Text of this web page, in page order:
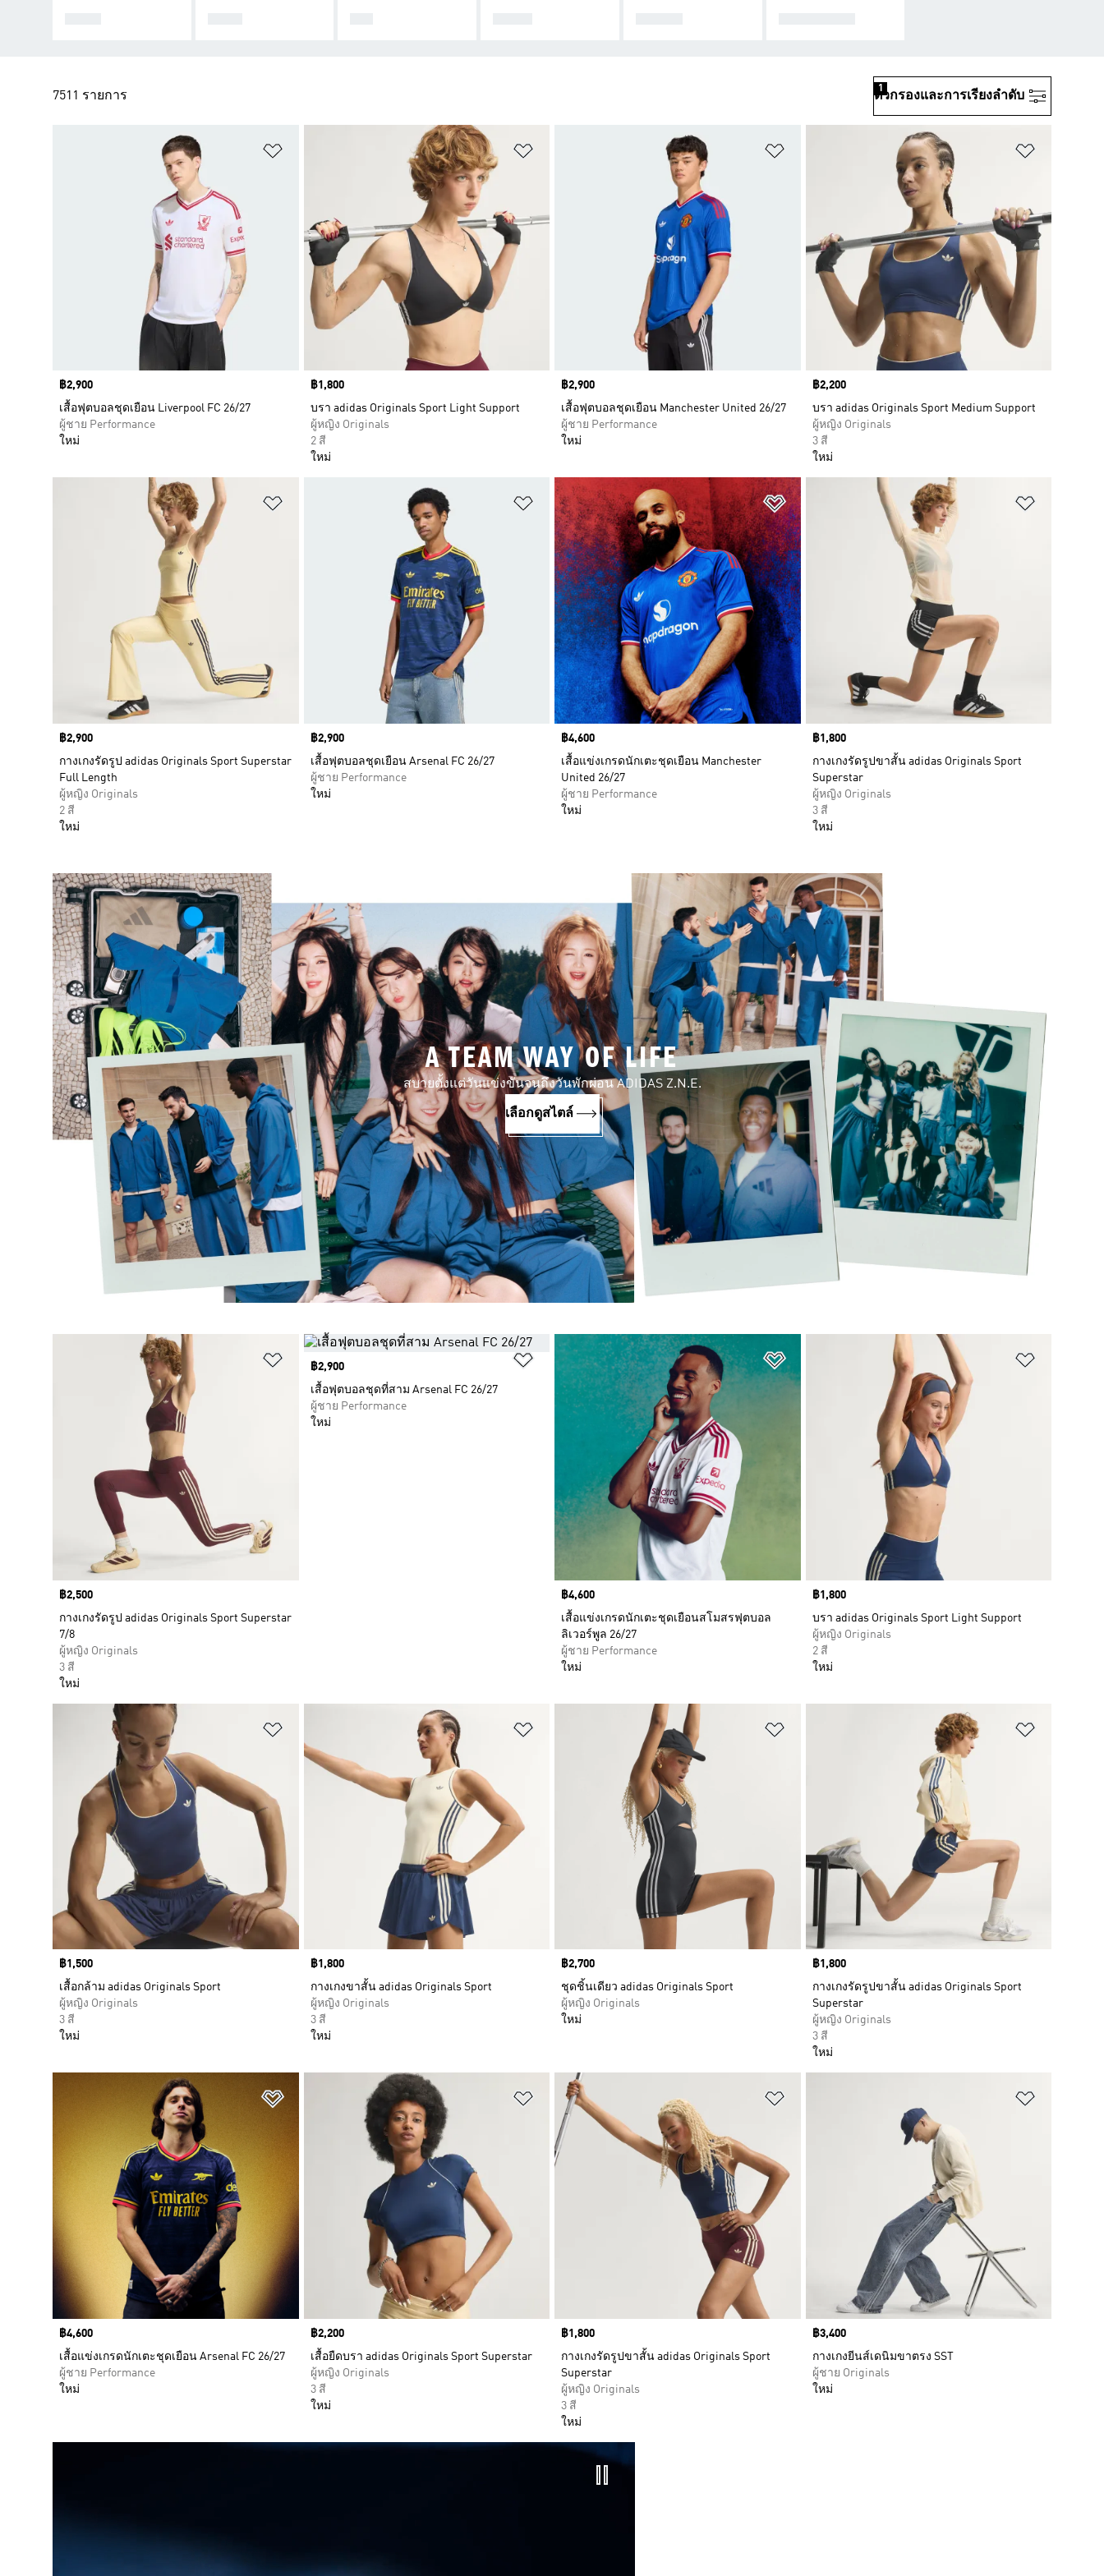
7511 รายการ ตัวกรองและการเรียงลําดับ
1
เพิ่มไปยังรายการสินค้าโปรด
Price
฿2,900
เสื้อฟุตบอลชุดเยือน Liverpool FC 26/27
ผู้ชาย Performance
ใหม่
เพิ่มไปยังรายการสินค้าโปรด
Price
฿1,800
บรา adidas Originals Sport Light Support
ผู้หญิง Originals
2 สี
ใหม่
เพิ่มไปยังรายการสินค้าโปรด
Price
฿2,900
เสื้อฟุตบอลชุดเยือน Manchester United 26/27
ผู้ชาย Performance
ใหม่
Price
฿2,200
บรา adidas Originals Sport Medium Support
ผู้หญิง Originals
3 สี
ใหม่
เพิ่มไปยังรายการสินค้าโปรด
Price
฿2,900
กางเกงรัดรูป adidas Originals Sport Superstar
Full Length
ผู้หญิง Originals
2 สี
ใหม่
เพิ่มไปยังรายการสินค้าโปรด
Price
฿2,900
เสื้อฟุตบอลชุดเยือน Arsenal FC 26/27
ผู้ชาย Performance
ใหม่
เพิ่มไปยังรายการสินค้าโปรด
Price
฿4,600
เสื้อแข่งเกรดนักเตะชุดเยือน Manchester
United 26/27
ผู้ชาย Performance
ใหม่
Price
฿1,800
กางเกงรัดรูปขาสั้น adidas Originals Sport
Superstar
ผู้หญิง Originals
3 สี
ใหม่
Price
฿2,500
กางเกงรัดรูป adidas Originals Sport Superstar
7/8
ผู้หญิง Originals
3 สี
ใหม่
เพิ่มไปยังรายการสินค้าโปรด
Price
฿2,900
เสื้อฟุตบอลชุดที่สาม Arsenal FC 26/27
ผู้ชาย Performance
ใหม่
เพิ่มไปยังรายการสินค้าโปรด
Price
฿4,600
เสื้อแข่งเกรดนักเตะชุดเยือนสโมสรฟุตบอล
ลิเวอร์พูล 26/27
ผู้ชาย Performance
ใหม่
Price
฿1,800
บรา adidas Originals Sport Light Support
ผู้หญิง Originals
2 สี
ใหม่
เพิ่มไปยังรายการสินค้าโปรด
Price
฿1,500
เสื้อกล้าม adidas Originals Sport
ผู้หญิง Originals
3 สี
ใหม่
เพิ่มไปยังรายการสินค้าโปรด
Price
฿1,800
กางเกงขาสั้น adidas Originals Sport
ผู้หญิง Originals
3 สี
ใหม่
เพิ่มไปยังรายการสินค้าโปรด
Price
฿2,700
ชุดชิ้นเดียว adidas Originals Sport
ผู้หญิง Originals
ใหม่
Price
฿1,800
กางเกงรัดรูปขาสั้น adidas Originals Sport
Superstar
ผู้หญิง Originals
3 สี
ใหม่
เพิ่มไปยังรายการสินค้าโปรด
Price
฿4,600
เสื้อแข่งเกรดนักเตะชุดเยือน Arsenal FC 26/27
ผู้ชาย Performance
ใหม่
เพิ่มไปยังรายการสินค้าโปรด
Price
฿2,200
เสื้อยืดบรา adidas Originals Sport Superstar
ผู้หญิง Originals
3 สี
ใหม่
Price
฿1,800
กางเกงรัดรูปขาสั้น adidas Originals Sport
Superstar
ผู้หญิง Originals
3 สี
ใหม่
Price
฿3,400
กางเกงยีนส์เดนิมขาตรง SST
ผู้ชาย Originals
ใหม่
A TEAM WAY OF LIFE
สบายตั้งแต่วันแข่งขันจนถึงวันพักผ่อน ADIDAS Z.N.E.
เลือกดูสไตล์